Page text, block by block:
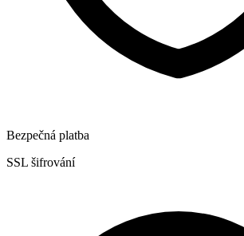
Bezpečná platba
SSL šifrování